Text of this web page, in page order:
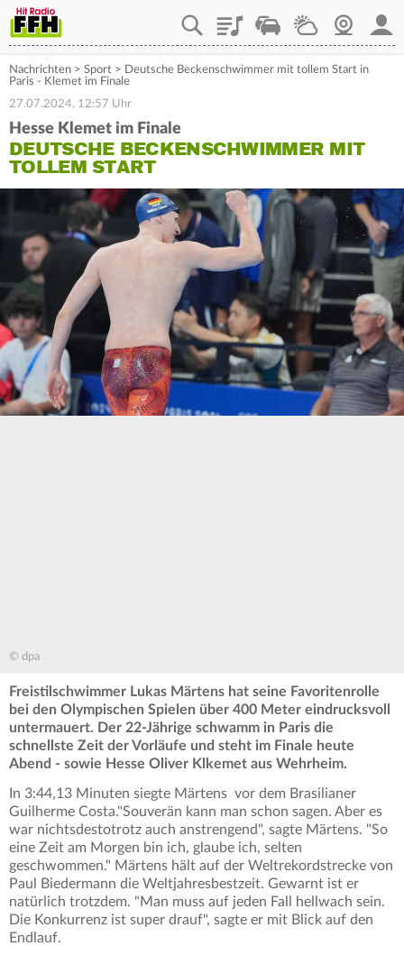
PlaylistStaupilotWetterWebcam
Nachrichten > Sport > Deutsche Beckenschwimmer mit tollem Start in
Paris - Klemet im Finale
27.07.2024, 12:57 Uhr
Hesse Klemet im Finale
DEUTSCHE BECKENSCHWIMMER MIT
TOLLEM START
© dpa
Freistilschwimmer Lukas Märtens hat seine Favoritenrolle
bei den Olympischen Spielen über 400 Meter eindrucksvoll
untermauert. Der 22-Jährige schwamm in Paris die
schnellste Zeit der Vorläufe und steht im Finale heute
Abend - sowie Hesse Oliver Klkemet aus Wehrheim.
In 3:44,13 Minuten siegte Märtens vor dem Brasilianer
Guilherme Costa."Souverän kann man schon sagen. Aber es
war nichtsdestotrotz auch anstrengend", sagte Märtens. "So
eine Zeit am Morgen bin ich, glaube ich, selten
geschwommen." Märtens hält auf der Weltrekordstrecke von
Paul Biedermann die Weltjahresbestzeit. Gewarnt ist er
natürlich trotzdem. "Man muss auf jeden Fall hellwach sein.
Die Konkurrenz ist super drauf", sagte er mit Blick auf den
Endlauf.